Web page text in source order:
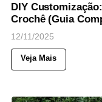
DIY
Crochê (Guia
12/11/2025
Veja Mais